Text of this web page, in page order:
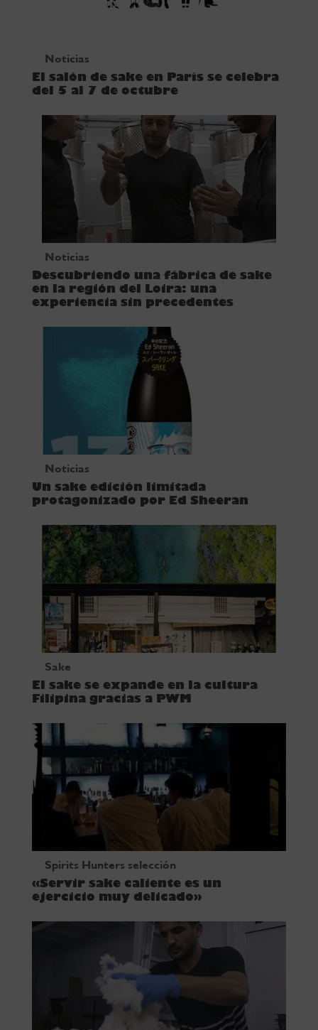
Noticias
El salón de sake en París se celebra
del 5 al 7 de octubre
Noticias
Descubriendo una fábrica de sake
en la región del Loira: una
experiencia sin precedentes
Noticias
Un sake edición limitada
protagonizado por Ed Sheeran
Sake
El sake se expande en la cultura
Filipina gracias a PWM
Spirits Hunters selección
«Servir sake caliente es un
ejercicio muy delicado»